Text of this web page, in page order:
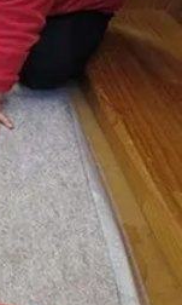
東京都 全域